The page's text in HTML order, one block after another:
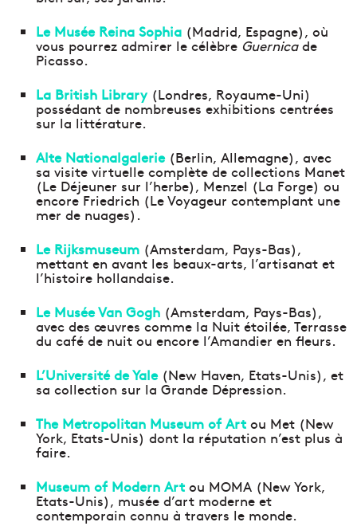
Le Musée Reina Sophia (Madrid, Espagne), où
vous pourrez admirer le célèbre Guernicade
Picasso.
La British Library (Londres, Royaume-Uni)
possédant de nombreuses exhibitions centrées
sur la littérature.
Alte Nationalgalerie(Berlin, Allemagne), avec
sa visite virtuelle complète de collections Manet
(Le Déjeuner sur l’herbe), Menzel (La Forge) ou
encore Friedrich (Le Voyageur contemplant une
mer de nuages).
Le Rijksmuseum (Amsterdam, Pays-Bas),
mettant en avant les beaux-arts, l’artisanat et
l’histoire hollandaise.
Le Musée Van Gogh (Amsterdam, Pays-Bas),
avec des œuvres comme la Nuit étoilée, Terrasse
du café de nuit ou encore l’Amandier en fleurs.
L’Université de Yale(New Haven, Etats-Unis), et
sa collection sur la Grande Dépression.
The Metropolitan Museum of Art ou Met (New
York, Etats-Unis) dont la réputation n’est plus à
faire.
Museum of Modern Art ou MOMA (New York,
Etats-Unis), musée d’art moderne et
contemporain connu à travers le monde.